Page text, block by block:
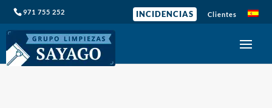
971 755 252 INCIDENCIAS Clientes